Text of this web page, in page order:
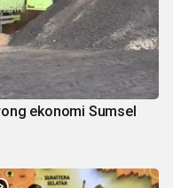
ekonomi Sumsel